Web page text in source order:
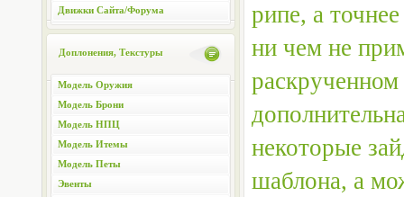
Движки Сайта/Форума
Доплонения, Текстуры
Модель Оружия
Модель Брони
Модель НПЦ
Модель Итемы
Модель Петы
Эвенты
рипе, а
ни чем не
некоторые
шаблона, а